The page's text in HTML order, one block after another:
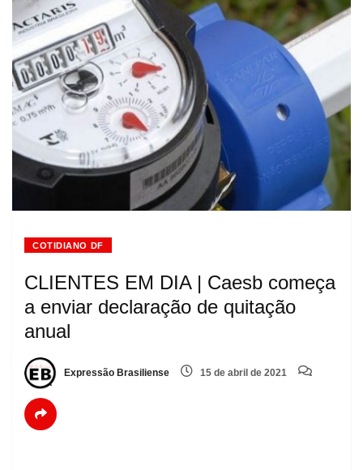
COTIDIANO DF
CLIENTES EM DIA | Caesb começa
a enviar declaração de quitação
anual
Expressão Brasiliense 15 de abril de 2021